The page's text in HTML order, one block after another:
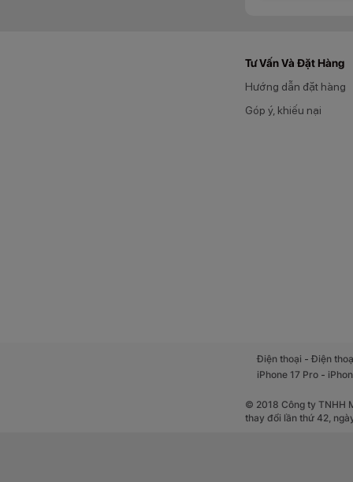
Năng
TECNO SPARK
phim, lướt web
18W cũng giúp
Tư Vấn Và Đặt Hàng
Hướng dẫn đặt hàng
Góp ý, khiếu nại
Điện thoại -Điện
iPhone 17 Pro -
© 2018 Công ty TNHH
thay đổi lần thứ 42,